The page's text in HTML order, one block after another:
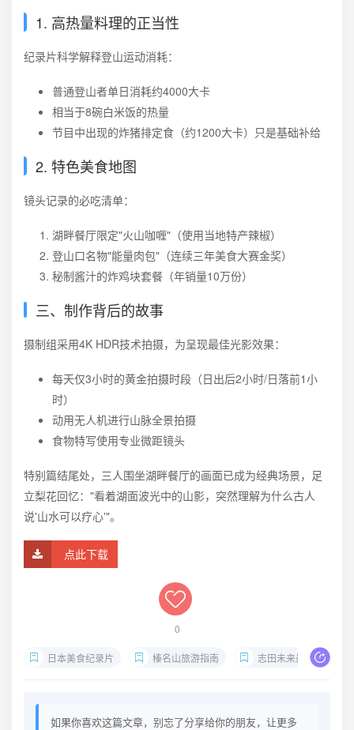
1. 高热量料理的正当性
纪录片科学解释登山运动消耗：
普通登山者单日消耗约4000大卡
相当于8碗白米饭的热量
节目中出现的炸猪排定食（约1200大卡）只是基础补给
2. 特色美食地图
镜头记录的必吃清单：
湖畔餐厅限定"火山咖喱"（使用当地特产辣椒）
登山口名物"能量肉包"（连续三年美食大赛金奖）
秘制酱汁的炸鸡块套餐（年销量10万份）
三、制作背后的故事
摄制组采用4K HDR技术拍摄，为呈现最佳光影效果：
每天仅3小时的黄金拍摄时段（日出后2小时/日落前1小
时）
动用无人机进行山脉全景拍摄
食物特写使用专业微距镜头
特别篇结尾处，三人围坐湖畔餐厅的画面已成为经典场景，足
立梨花回忆："看着湖面波光中的山影，突然理解为什么古人
说'山水可以疗心'"。
点此下载
0
日本美食纪录片 榛名山旅游指南 志田未来最新作品
如果你喜欢这篇文章，别忘了分享给你的朋友，让更多